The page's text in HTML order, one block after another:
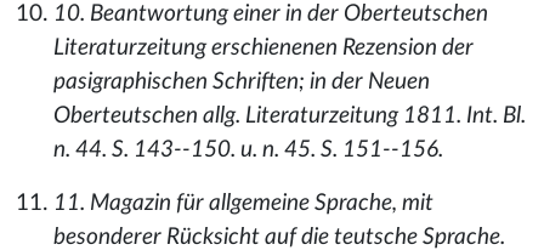
10. Beantwortung einer in der Oberteutschen
Literaturzeitung erschienenen Rezension der
pasigraphischen Schriften; in der Neuen
Oberteutschen allg. Literaturzeitung 1811. Int. Bl.
n. 44. S. 143--150. u. n. 45. S. 151--156.
11. Magazin für allgemeine Sprache, mit
besonderer Rücksicht auf die teutsche Sprache.